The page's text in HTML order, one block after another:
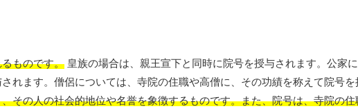
ものです。 皇族の場合は、親王宣下と同時に院号を授与されます。公家
れます。僧侶については、寺院の住職や高僧に、その功績を称えて院号を
、その人の社会的地位や名誉を象徴するものです。また、院号は、寺院の